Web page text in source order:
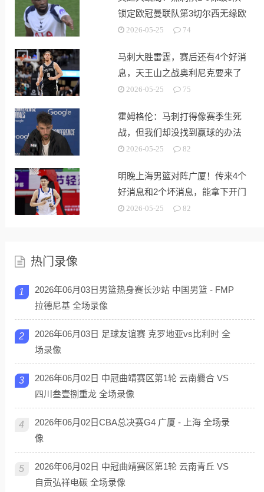
锁定欧冠曼联队第3切尔西无缘欧
战2026-05-25 74
马刺大胜雷霆，赛后还有4个好消
息，天王山之战奥利尼克要来了
2026-05-25 75
霍姆格伦：马刺打得像赛季生死
战，但我们却没找到赢球的办法
2026-05-25 82
明晚上海男篮对阵广厦！传来4个
好消息和2个坏消息，能拿下开门
红2026-05-25 82
热门录像
1
2026年06月03日男篮热身赛长沙站 中国男篮 - FMP
拉德尼基 全场录像
2
2026年06月03日 足球友谊赛 克罗地亚vs比利时 全
场录像
3
2026年06月02日 中冠曲靖赛区第1轮 云南爨合 VS
四川叁壹捌重龙 全场录像
4
2026年06月02日CBA总决赛G4 广厦 - 上海 全场录
像
5
2026年06月02日 中冠曲靖赛区第1轮 云南青丘 VS
自贡弘祥电碳 全场录像